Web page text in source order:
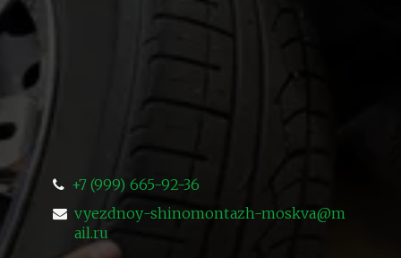
+7 (999) 665-92-36
vyezdnoy-shinomontazh-moskva@m
ail.ru